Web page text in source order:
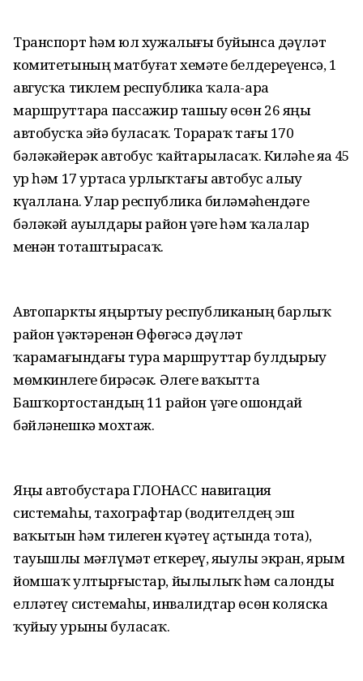
Транспорт һәм юл хужалығы буйынса дәүләт
комитетының матбуғат хеҙмәте белдереүенсә, 1
авгусҡа тиклем республика ҡала-ара
маршруттарҙа пассажир ташыу өсөн 26 яңы
автобусҡа эйә буласаҡ. Торараҡ тағы 170
бәләкәйерәк автобус ҡайтарыласаҡ. Киләһе яҙҙа 45
ҙур һәм 17 уртаса ҙурлыҡтағы автобус алыу
күҙаллана. Улар республика биләмәһендәге
бәләкәй ауылдарҙы район үҙәге һәм ҡалалар
менән тоташтырасаҡ.
Автопаркты яңыртыу республиканың барлыҡ
район үҙәктәренән Өфөгәсә дәүләт
ҡарамағындағы тура маршруттар булдырыу
мөмкинлеге бирәсәк. Әлеге ваҡытта
Башҡортостандың 11 район үҙәге ошондай
бәйләнешкә мохтаж.
Яңы автобустарҙа ГЛОНАСС навигация
системаһы, тахографтар (водителдең эш
ваҡытын һәм тиҙлеген күҙәтеү аҫтында тота),
тауышлы мәғлүмәт еткереү, яҙыулы экран, ярым
йомшаҡ ултырғыстар, йылылыҡ һәм салонды
елләтеү системаһы, инвалидтар өсөн коляска
ҡуйыу урыны буласаҡ.